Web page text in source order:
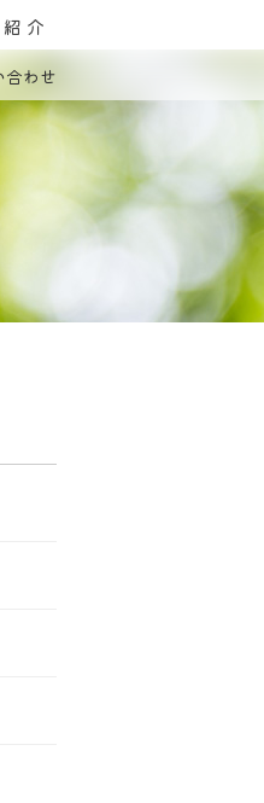
介
合わせ
問
せ